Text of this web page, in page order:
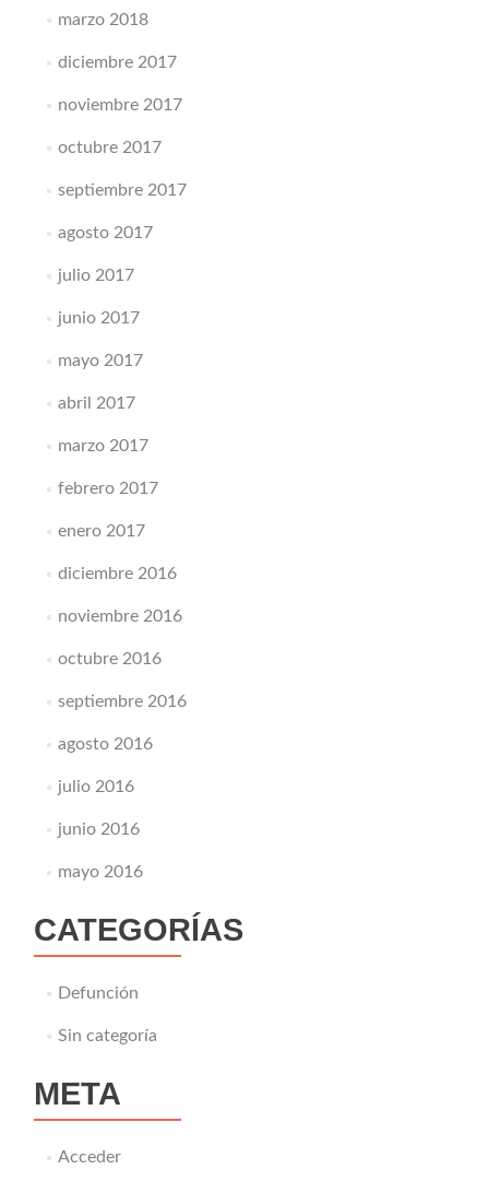
marzo 2018
diciembre 2017
noviembre 2017
octubre 2017
septiembre 2017
agosto 2017
julio 2017
junio 2017
mayo 2017
abril 2017
marzo 2017
febrero 2017
enero 2017
diciembre 2016
noviembre 2016
octubre 2016
septiembre 2016
agosto 2016
julio 2016
junio 2016
mayo 2016
CATEGORÍAS
Defunción
Sin categoría
META
Acceder